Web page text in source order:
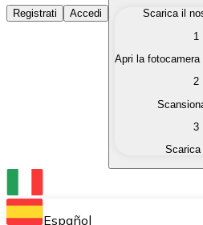
Acquista Criptovalute
Acquista le criptovalute
Converti le tue
Scambia una criptovaluta
Conserva le tue cripto in un
Registrati Accedi
Scarica il
1
Apri la fotocamera
2
3
Scarica
Español